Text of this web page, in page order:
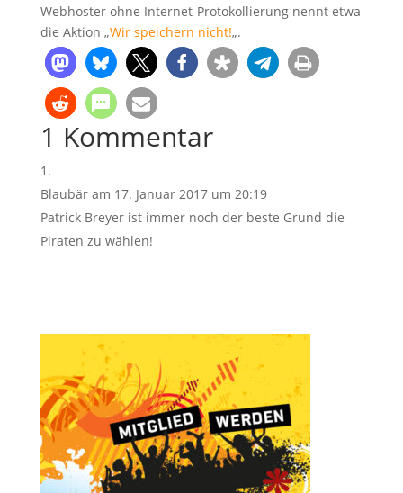
Webhoster ohne Internet-Protokollierung nennt etwa
die Aktion „Wir speichern nicht!„.
1 Kommentar
Blaubär am 17. Januar 2017 um 20:19
Patrick Breyer ist immer noch der beste Grund die
Piraten zu wählen!